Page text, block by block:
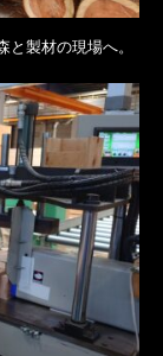
製材の現場へ。